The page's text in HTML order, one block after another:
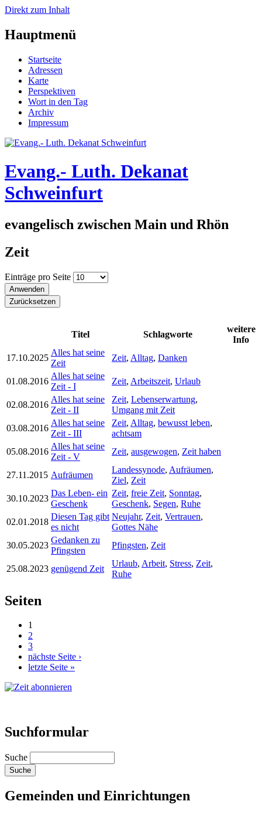
Direkt zum Inhalt
Hauptmenü
Startseite
Adressen
Karte
Perspektiven
Wort in den Tag
Archiv
Impressum
Evang.- Luth. Dekanat
Schweinfurt
evangelisch zwischen Main und Rhön
Zeit
Einträge pro Seite
Titel Schlagworte
weitere
Info
17.10.2025
Alles hat seine
Zeit
Zeit, Alltag, Danken
01.08.2016
Alles hat seine
Zeit - I
Zeit, Arbeitszeit, Urlaub
02.08.2016
Alles hat seine
Zeit - II
Zeit, Lebenserwartung,
Umgang mit Zeit
03.08.2016
Alles hat seine
Zeit - III
Zeit, Alltag, bewusst leben,
achtsam
05.08.2016
Alles hat seine
Zeit - V
Zeit, ausgewogen, Zeit haben
27.11.2015 Aufräumen
Landessynode, Aufräumen,
Ziel, Zeit
30.10.2023
Das Leben- ein
Geschenk
Zeit, freie Zeit, Sonntag,
Geschenk, Segen, Ruhe
02.01.2018
Diesen Tag gibt
es nicht
Neujahr, Zeit, Vertrauen,
Gottes Nähe
30.05.2023
Gedanken zu
Pfingsten
Pfingsten, Zeit
25.08.2023 genügend Zeit
Urlaub, Arbeit, Stress, Zeit,
Ruhe
Seiten
1
2
3
nächste Seite ›
letzte Seite »
Suchformular
Suche
Gemeinden und Einrichtungen